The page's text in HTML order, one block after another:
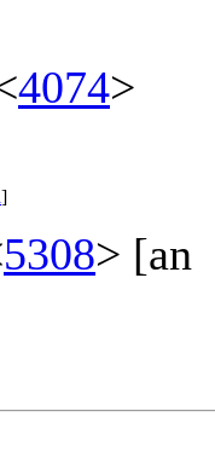
4074>
]
5308> [an